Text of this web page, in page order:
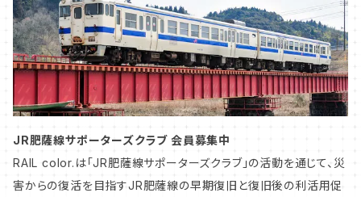
東海道本線／東海道新幹線
山陽本線／山陽新幹線
中央本線
上越線
JR肥薩線サポーターズクラブ 会員募集中
RAIL color.は「JR肥薩線サポーターズクラブ」の活動を通じて、災
害からの復活を目指すJR肥薩線の早期復旧と復旧後の利活用促